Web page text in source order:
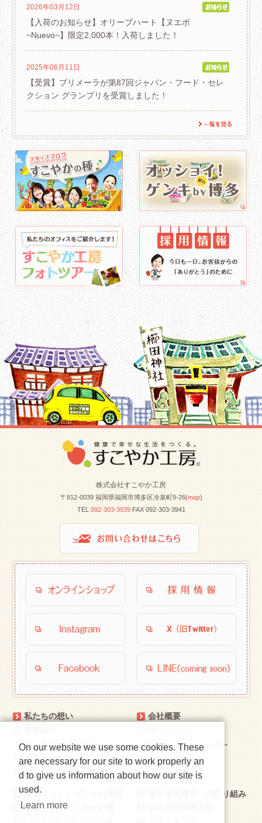
2026年03月12日
【入荷のお知らせ】オリーブハート【ヌエボ
~Nuevo~】限定2,000本！入荷しました！
2025年06月11日
【受賞】プリメーラが第87回ジャパン・フード・セレ
クション グランプリを受賞しました！
株式会社すこやか工房
〒812-0039 福岡県福岡市博多区冷泉町9-26(map)
TEL 092-303-3939FAX 092-303-3941
私たちの想い
安全・安心への取り組み
私たちの活動
お客様と私たち
会社概要
└ すこやか工房フォトツアー
オッショイ！ゲンキby博多
感動発見！すこやかの種
東日本大震災への取り組み
On our website we use some cookies. These
are necessary for our site to work properly an
d to give us information about how our site is
used.
Learn more